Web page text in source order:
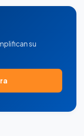
su